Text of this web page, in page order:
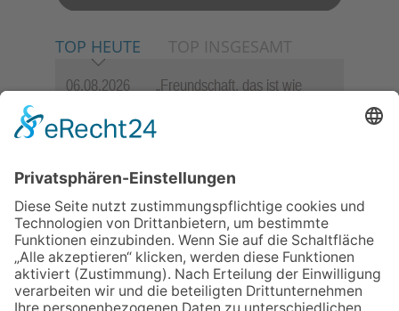
TOP HEUTE TOP INSGESAMT
06.08.2026
„Freundschaft, das ist wie
06.08.2026
Schulranzen schenken Kindern
einen guten Start
06.08.2026
Zwischen Fachwerk, Wein und
Musik: Erste Kronberger
Weinzeit begeistert die
Burgstadt
06.08.2026
„Rock auf der Burg“ lässt